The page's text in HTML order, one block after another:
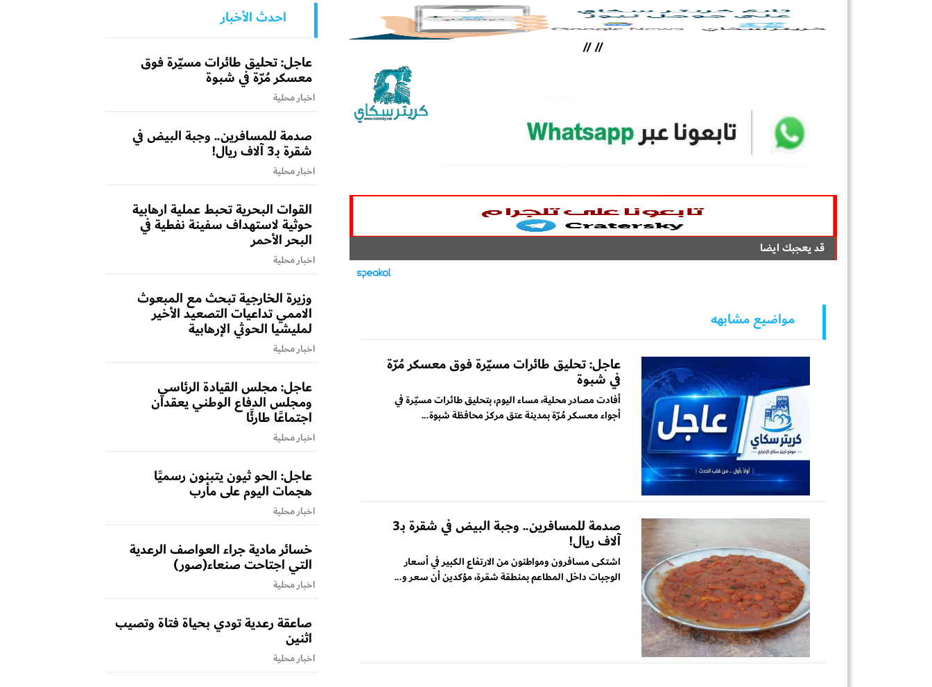
//
//
قد يعجبك ايضا
مواضيع مشابهه
عاجل: تحليق طائرات مسيّرة فوق معسكر مُرّة
في شبوة
أفادت مصادر محلية، مساء اليوم، بتحليق طائرات مسيّرة في
أجواء معسكر مُرّة بمدينة عتق مركز محافظة شبوة...
صدمة للمسافرين.. وجبة البيض في شقرة بـ3
آلاف ريال!
اشتكى مسافرون ومواطنون من الارتفاع الكبير في أسعار
الوجبات داخل المطاعم بمنطقة شقرة، مؤكدين أن سعر و...
احدث الأخبار
عاجل: تحليق طائرات مسيّرة فوق
معسكر مُرّة في شبوة
اخبار محلية
صدمة للمسافرين.. وجبة البيض في
شقرة بـ3 آلاف ريال!
اخبار محلية
القوات البحرية تحبط عملية ارهابية
حوثية لاستهداف سفينة نفطية في
البحر الأحمر
اخبار محلية
وزيرة الخارجية تبحث مع المبعوث
الاممي تداعيات التصعيد الأخير
لمليشيا الحوثي الإرهابية
اخبار محلية
عاجل: مجلس القيادة الرئاسي
ومجلس الدفاع الوطني يعقدان
اجتماعًا طارئًا
اخبار محلية
عاجل: الحو ثيون يتبنون رسميًا
هجمات اليوم على مأرب
اخبار محلية
خسائر مادية جراء العواصف الرعدية
التي اجتاحت صنعاء(صور)
اخبار محلية
صاعقة رعدية تودي بحياة فتاة وتصيب
اثنين
اخبار محلية